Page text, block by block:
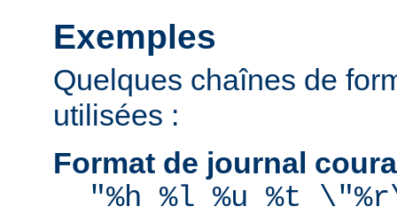
Exemples
Quelques chaînes de
utilisées :
Format de journal
"%h %l %u %t